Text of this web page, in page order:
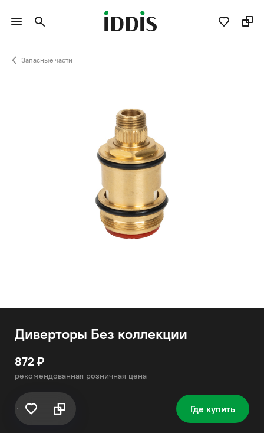
Запасные части
Диверторы Без коллекции
872 ₽
рекомендованная розничная цена
Где купить